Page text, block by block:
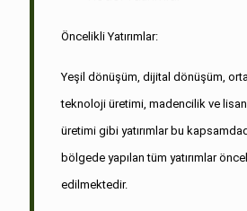
Öncelikli Yatırımlar:
Yeşil dönüşüm, dijital dönüşüm,
teknoloji üretimi, madencilik ve
üretimi gibi yatırımlar bu
bölgede yapılan tüm yatırımlar
edilmektedir.